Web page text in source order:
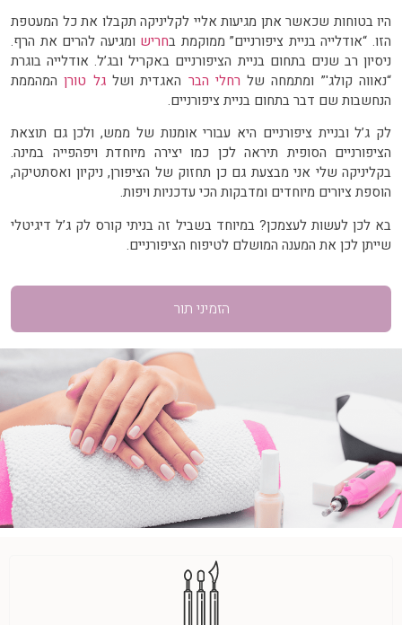
היו בטוחות שכאשר אתן מגיעות אליי לקליניקה תקבלו את כל המעטפת
הזו. “אודלייה בניית ציפורניים” ממוקמת בחריש ומגיעה להרים את הרף.
ניסיון רב שנים בתחום בניית הציפורניים באקריל ובג’ל. אודלייה בוגרת
“נאווה קולג'” ומתמחה של רחלי הבר האגדית ושלגל טורןהמהממת
הנחשבות שם דבר בתחום בניית ציפורניים.
לק ג’ל ובניית ציפורניים היא עבורי אומנות של ממש, ולכן גם תוצאת
הציפורניים הסופית תיראה לכן כמו יצירה מיוחדת ויפהפייה במינה.
בקליניקה שלי אני מבצעת גם כן תחזוק של הציפורן, ניקיון ואסתטיקה,
הוספת ציורים מיוחדים ומדבקות הכי עדכניות ויפות.
בא לכן לעשות לעצמכן? במיוחד בשביל זה בניתי קורס לק ג’ל דיגיטלי
שייתן לכן את המענה המושלם לטיפוח הציפורניים.
הזמיני תור